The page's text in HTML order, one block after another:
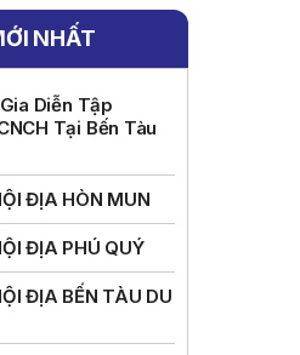
NHẤT
Diễn Tập
Tại Bến Tàu
ĐỊA HÒN MUN
ĐỊA PHÚ QUÝ
ĐỊA BẾN TÀU DU